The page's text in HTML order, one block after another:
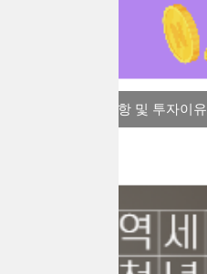
비트코인 주의사항 및 투자이유